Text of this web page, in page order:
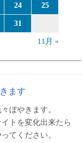
24 25
31
11月 »
ます
ぼやきます。
トを変化出来たら
てください。